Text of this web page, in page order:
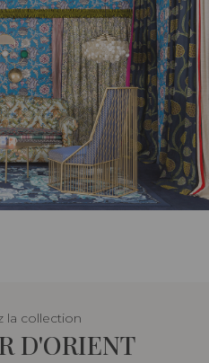
la collection
D'ORIENT